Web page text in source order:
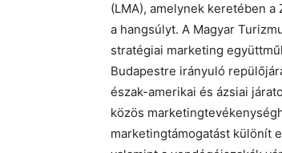
(LMA), amelynek keretében
a hangsúlyt. A Magyar
stratégiai marketing
Budapestre irányuló
észak-amerikai és ázsiai
közös
marketingtámogatást különít